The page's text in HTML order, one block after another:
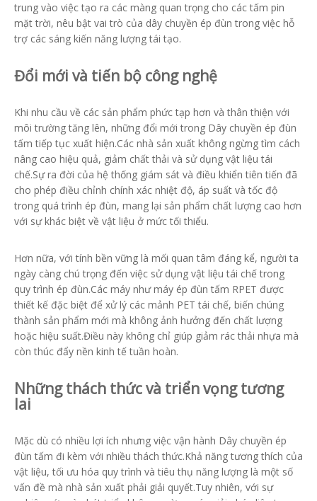
trung vào việc tạo ra các màng quan trọng cho các tấm pin
mặt trời, nêu bật vai trò của dây chuyền ép đùn trong việc hỗ
trợ các sáng kiến ​​năng lượng tái tạo.
Đổi mới và tiến bộ công nghệ
Khi nhu cầu về các sản phẩm phức tạp hơn và thân thiện với
môi trường tăng lên, những đổi mới trong Dây chuyền ép đùn
tấm tiếp tục xuất hiện.Các nhà sản xuất không ngừng tìm cách
nâng cao hiệu quả, giảm chất thải và sử dụng vật liệu tái
chế.Sự ra đời của hệ thống giám sát và điều khiển tiên tiến đã
cho phép điều chỉnh chính xác nhiệt độ, áp suất và tốc độ
trong quá trình ép đùn, mang lại sản phẩm chất lượng cao hơn
với sự khác biệt về vật liệu ở mức tối thiểu.
Hơn nữa, với tính bền vững là mối quan tâm đáng kể, người ta
ngày càng chú trọng đến việc sử dụng vật liệu tái chế trong
quy trình ép đùn.Các máy như máy ép đùn tấm RPET được
thiết kế đặc biệt để xử lý các mảnh PET tái chế, biến chúng
thành sản phẩm mới mà không ảnh hưởng đến chất lượng
hoặc hiệu suất.Điều này không chỉ giúp giảm rác thải nhựa mà
còn thúc đẩy nền kinh tế tuần hoàn.
Những thách thức và triển vọng tương
lai
Mặc dù có nhiều lợi ích nhưng việc vận hành Dây chuyền ép
đùn tấm đi kèm với nhiều thách thức.Khả năng tương thích của
vật liệu, tối ưu hóa quy trình và tiêu thụ năng lượng là một số
vấn đề mà nhà sản xuất phải giải quyết.Tuy nhiên, với sự